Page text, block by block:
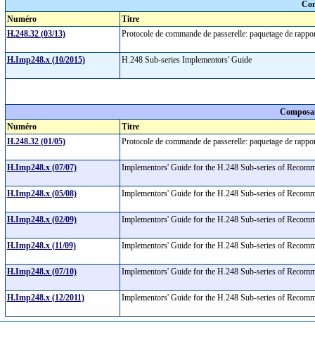
Numéro
Titre
H.248.32 (03/13)
Protocole de commande de passerelle: paquetage de
H.Imp248.x (10/2015) H.248 Sub-series Implementors' Guide
Numéro
Titre
H.248.32 (01/05)
Protocole de commande de passerelle: paquetage de
H.Imp248.x (07/07) Implementors' Guide for the H.248 Sub-series of
H.Imp248.x (05/08) Implementors' Guide for the H.248 Sub-series of
H.Imp248.x (02/09) Implementors' Guide for the H.248 Sub-series of
H.Imp248.x (11/09) Implementors' Guide for the H.248 Sub-series of
H.Imp248.x (07/10) Implementors' Guide for the H.248 Sub-series of
H.Imp248.x (12/2011) Implementors' Guide for the H.248 Sub-series of